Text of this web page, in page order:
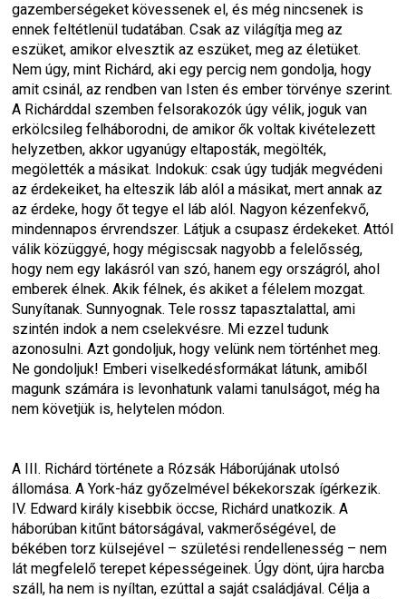
gazemberségeket kövessenek el, és még nincsenek is
ennek feltétlenül tudatában. Csak az világítja meg az
eszüket, amikor elvesztik az eszüket, meg az életüket.
Nem úgy, mint Richárd, aki egy percig nem gondolja, hogy
amit csinál, az rendben van Isten és ember törvénye szerint.
A Richárddal szemben felsorakozók úgy vélik, joguk van
erkölcsileg felháborodni, de amikor ők voltak kivételezett
helyzetben, akkor ugyanúgy eltaposták, megölték,
megölették a másikat. Indokuk: csak úgy tudják megvédeni
az érdekeiket, ha elteszik láb alól a másikat, mert annak az
az érdeke, hogy őt tegye el láb alól. Nagyon kézenfekvő,
mindennapos érvrendszer. Látjuk a csupasz érdekeket. Attól
válik közüggyé, hogy mégiscsak nagyobb a felelősség,
hogy nem egy lakásról van szó, hanem egy országról, ahol
emberek élnek. Akik félnek, és akiket a félelem mozgat.
Sunyítanak. Sunnyognak. Tele rossz tapasztalattal, ami
szintén indok a nem cselekvésre. Mi ezzel tudunk
azonosulni. Azt gondoljuk, hogy velünk nem történhet meg.
Ne gondoljuk! Emberi viselkedésformákat látunk, amiből
magunk számára is levonhatunk valami tanulságot, még ha
nem követjük is, helytelen módon.
A III. Richárd története a Rózsák Háborújának utolsó
állomása. A York-ház győzelmével békekorszak ígérkezik.
IV. Edward király kisebbik öccse, Richárd unatkozik. A
háborúban kitűnt bátorságával, vakmerőségével, de
békében torz külsejével – születési rendellenesség – nem
lát megfelelő terepet képességeinek. Úgy dönt, újra harcba
száll, ha nem is nyíltan, ezúttal a saját családjával. Célja a